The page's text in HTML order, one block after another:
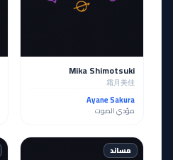
Mika Shimotsuki
霜月美佳
Ayane Sakura
مؤدي الصوت
مساند